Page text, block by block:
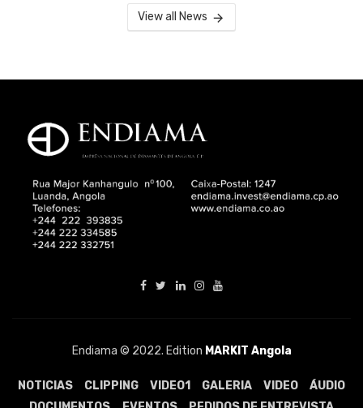
View all News
Endiama © 2022. Edition MARKIT Angola
NOTICIAS CLIPPING VIDEO1 GALERIA VIDEO
ÁUDIO